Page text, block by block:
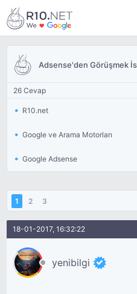
Adsense'den Görüşmek
26 Cevap
R10.net
Google ve Arama Motorları
Google Adsense
1 2 3
18-01-2017, 16:32:22
yenibilgi